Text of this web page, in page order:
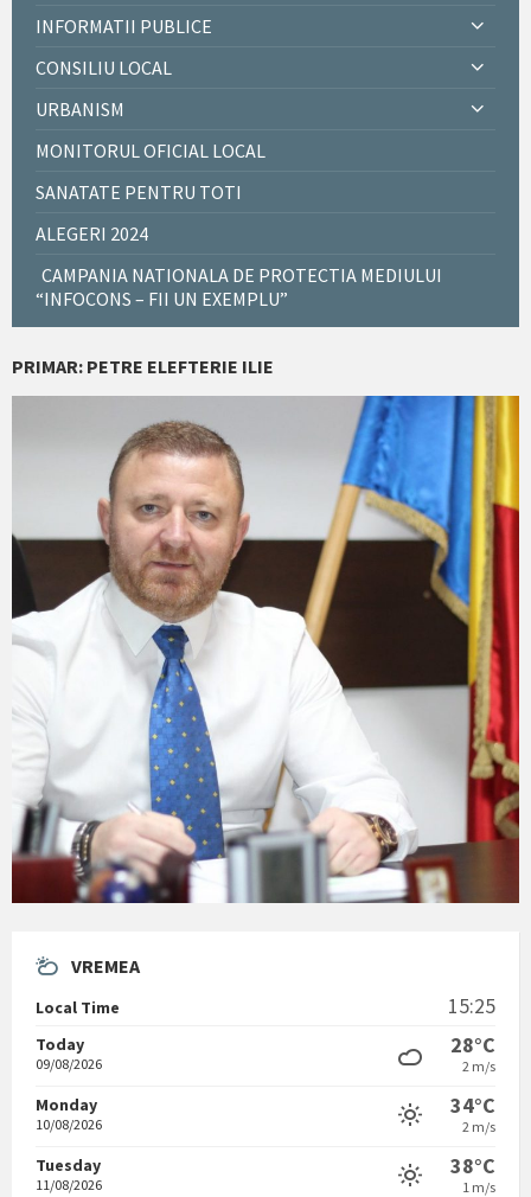
INFORMATII PUBLICE
CONSILIU LOCAL
URBANISM
MONITORUL OFICIAL LOCAL
SANATATE PENTRU TOTI
ALEGERI 2024
CAMPANIA NATIONALA DE PROTECTIA MEDIULUI
“INFOCONS – FII UN EXEMPLU”
PRIMAR: PETRE ELEFTERIE ILIE
VREMEA
Local Time 15:25
Today
09/08/2026
28°C
2 m/s
Monday
10/08/2026
34°C
2 m/s
Tuesday
11/08/2026
38°C
1 m/s